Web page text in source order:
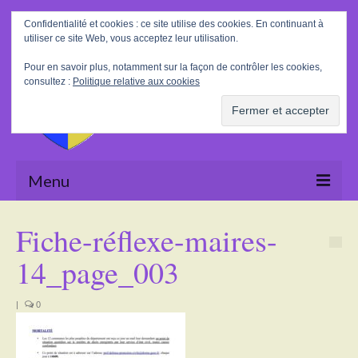
Rechercher
:
Menu
La Mairie
Le village
Fiche-réflexe-maires-
14_page_003
| 0
Confidentialité et cookies : ce site utilise des cookies. En continuant à
utiliser ce site Web, vous acceptez leur utilisation.
Pour en savoir plus, notamment sur la façon de contrôler les cookies,
consultez : Politique relative aux cookies